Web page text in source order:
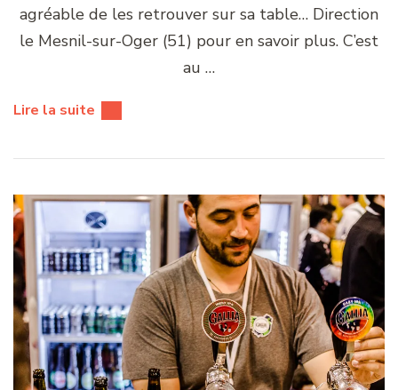
agréable de les retrouver sur sa table… Direction
le Mesnil-sur-Oger (51) pour en savoir plus. C’est
au …
Lire la suite